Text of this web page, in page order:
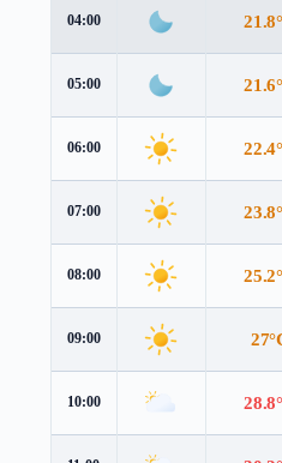
04:00
05:00
06:00
07:00
08:00
09:00
10:00